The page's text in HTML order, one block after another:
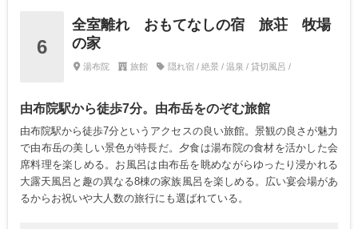
6
全室離れ おもてなしの宿 旅荘 牧場
の家
湯布院 旅館 隠れ宿 / 絶景 / 温泉 / 貸切風呂 /
由布院駅から徒歩7分。由布岳をのぞむ旅館
由布院駅から徒歩7分というアクセスの良い旅館。景観の良さが魅力
で由布岳の美しい景色が特長だ。夕食は湯布院の食材を活かした会
席料理を楽しめる。お風呂は由布岳を眺めながらゆったり浸かれる
大露天風呂と趣の異なる8棟の家族風呂を楽しめる。広い宴会場があ
るからお祝いや大人数の旅行にも選ばれている。